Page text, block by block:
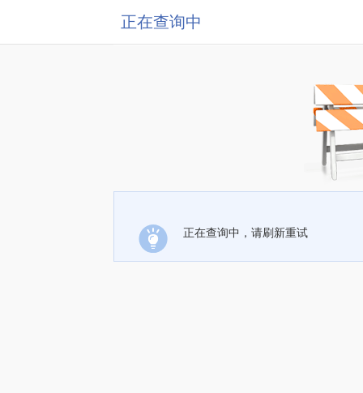
正在查询中
正在查询中，请刷新重试